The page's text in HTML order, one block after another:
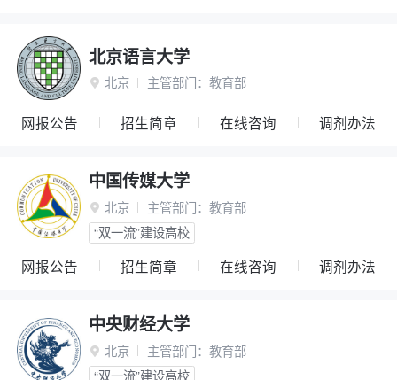
北京语言大学
 北京 主管部门： 教育部
网报公告 招生简章 在线咨询 调剂办法
中国传媒大学
 北京 主管部门： 教育部
“双一流”建设高校
网报公告 招生简章 在线咨询 调剂办法
中央财经大学
 北京 主管部门： 教育部
“双一流”建设高校